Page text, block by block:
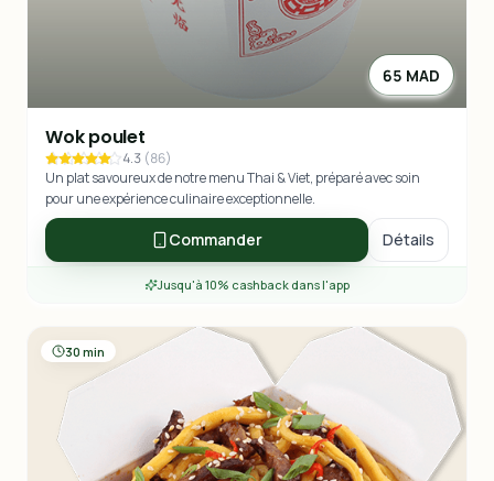
65 MAD
Wok poulet
4.3 (86)
Un plat savoureux de notre menu Thai & Viet, préparé avec soin
pour une expérience culinaire exceptionnelle.
Commander Détails
Jusqu'à 10% cashback dans l'app
30 min